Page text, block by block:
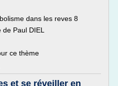
dans les reves 8
Paul DIEL
ce thème
et se réveiller en